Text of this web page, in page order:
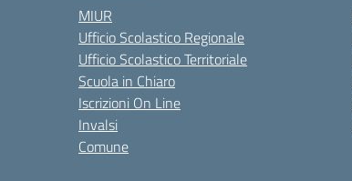
MIUR
Ufficio Scolastico Regionale
Ufficio Scolastico Territoriale
Scuola in Chiaro
Iscrizioni On Line
Invalsi
Comune